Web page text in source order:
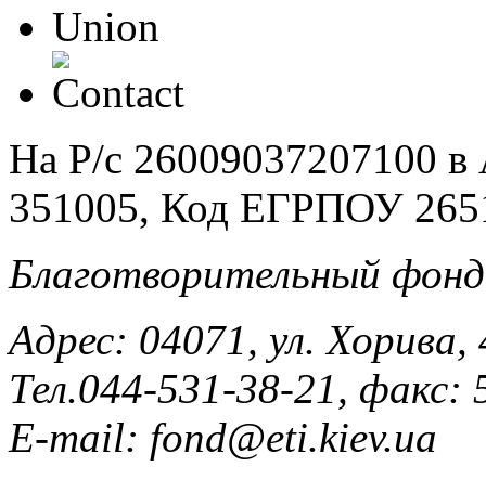
На Р/c 26009037207100
351005, Код ЕГРПОУ
Благотворительный
Адрес: 04071, ул.
Тел.044-531-38-21, факс:
E-mail: fond@eti.kiev.ua